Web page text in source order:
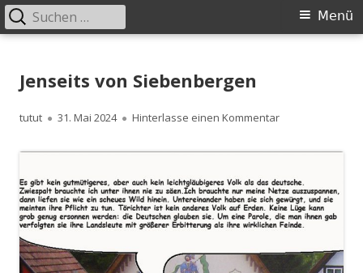
zum
Inhalt
Primäres
Menü
Suchen
nach:
Jenseits von Siebenbergen
Autor
tutut
Veröffentlicht
31. Mai 2024 Hinterlasse einen Kommentarzu Jenseits von